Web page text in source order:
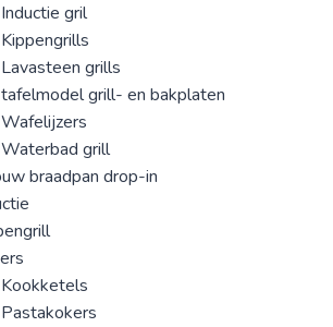
Inductie gril
Kippengrills
Lavasteen grills
tafelmodel grill- en bakplaten
Wafelijzers
Waterbad grill
braadpan drop-in
Kookketels
Pastakokers